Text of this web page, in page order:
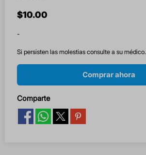
$10.00
-
Si persisten las molestias consulte a su médico.
Comprar ahora
Comparte